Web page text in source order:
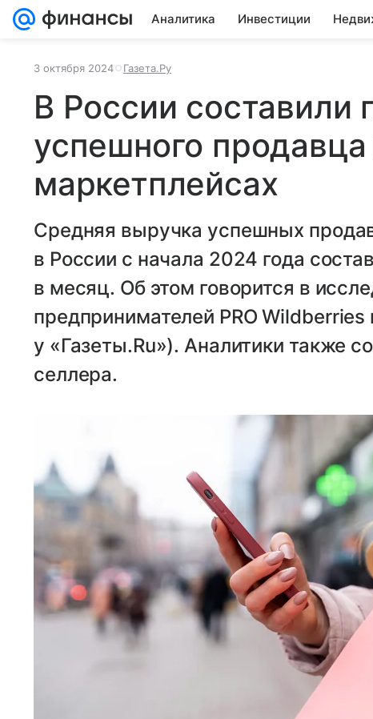
Аналитика Инвестиции
3 октября 2024 Газета.Ру
В России составили
успешного продавца
маркетплейсах
Средняя выручка успешных
в России с начала 2024 года
в месяц. Об этом говорится в
предпринимателей PRO
у «Газеты.Ru»). Аналитики также
селлера.